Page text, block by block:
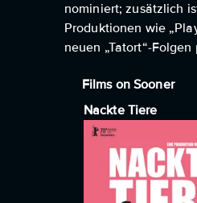
nominiert; zusätzlich
Produktionen wie
neuen „Tatort“-Folgen
Films on Sooner
Nackte Tiere